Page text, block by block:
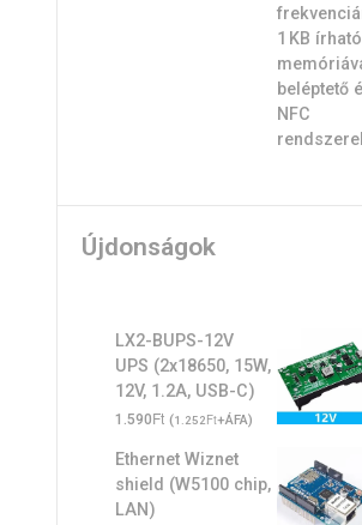
Újdonságok
LX2-BUPS-12V
UPS (2x18650, 15W,
12V, 1.2A, USB-C)
1.590Ft (1.252Ft+ÁFA)
Ethernet Wiznet
shield (W5100 chip,
LAN)